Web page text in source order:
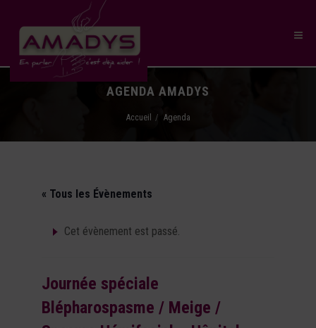
AGENDA AMADYS
Accueil Agenda
« Tous les Évènements
Cet évènement est passé.
Journée spéciale
Blépharospasme / Meige /